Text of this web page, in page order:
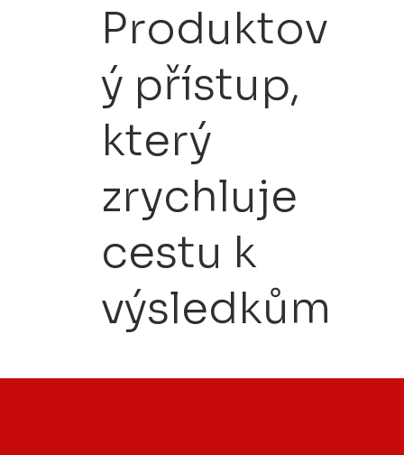
Produktov
ý přístup,
který
zrychluje
cestu k
výsledkům